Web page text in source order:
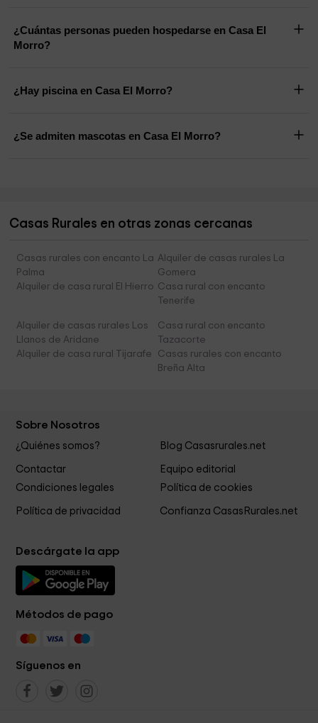
¿Cuántas personas pueden hospedarse en Casa El
Morro?
¿Hay piscina en Casa El Morro?
¿Se admiten mascotas en Casa El Morro?
Casas Rurales en otras zonas cercanas
Casas rurales con encanto La
Palma
Alquiler de casas rurales La
Gomera
Alquiler de casa rural El Hierro Casa rural con encanto
Tenerife
Alquiler de casas rurales Los
Llanos de Aridane
Casa rural con encanto
Tazacorte
Alquiler de casa rural Tijarafe
Casas rurales con encanto
Breña Alta
Sobre Nosotros
¿Quiénes somos? Blog Casasrurales.net
Contactar
Equipo editorial
Condiciones legales
Política de cookies
Política de privacidad Confianza CasasRurales.net
Descárgate la app
Métodos de pago
Síguenos en